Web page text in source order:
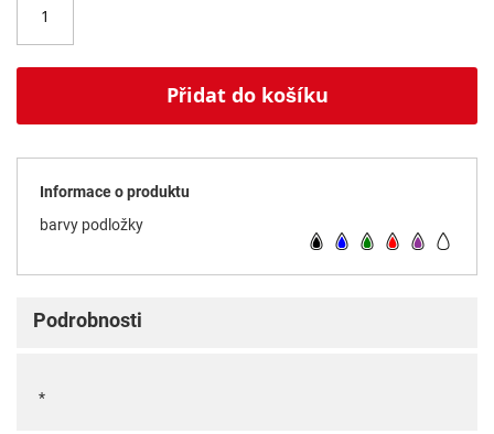
Přidat do košíku
Informace o produktu
barvy podložky
Podrobnosti
*